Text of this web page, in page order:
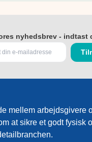
nyhedsbrev - indtast
mellem arbejdsgivere
at sikre et godt fysisk